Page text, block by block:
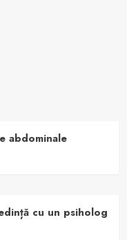
abdominale
cu un psiholog